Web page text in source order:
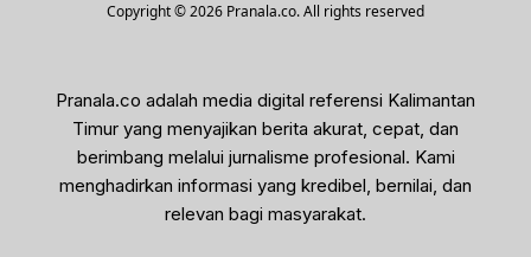
Copyright © 2026 Pranala.co. All rights reserved
Pranala.co adalah media digital referensi Kalimantan
Timur yang menyajikan berita akurat, cepat, dan
berimbang melalui jurnalisme profesional. Kami
menghadirkan informasi yang kredibel, bernilai, dan
relevan bagi masyarakat.